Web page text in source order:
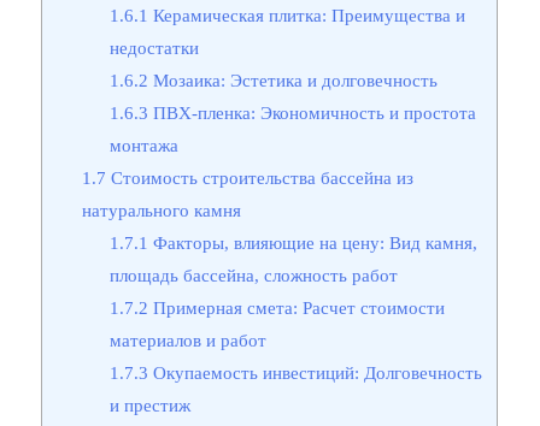
1.6.1 Керамическая плитка: Преимущества и
недостатки
1.6.2 Мозаика: Эстетика и долговечность
1.6.3 ПВХ-пленка: Экономичность и простота
монтажа
1.7 Стоимость строительства бассейна из
натурального камня
1.7.1 Факторы, влияющие на цену: Вид камня,
площадь бассейна, сложность работ
1.7.2 Примерная смета: Расчет стоимости
материалов и работ
1.7.3 Окупаемость инвестиций: Долговечность
и престиж